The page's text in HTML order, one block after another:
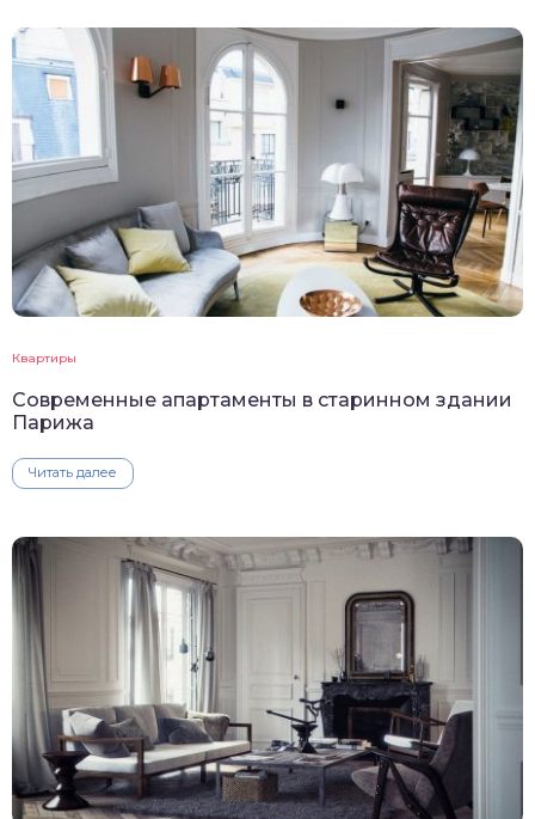
Квартиры
Современные апартаменты в старинном здании
Парижа
Читать далее